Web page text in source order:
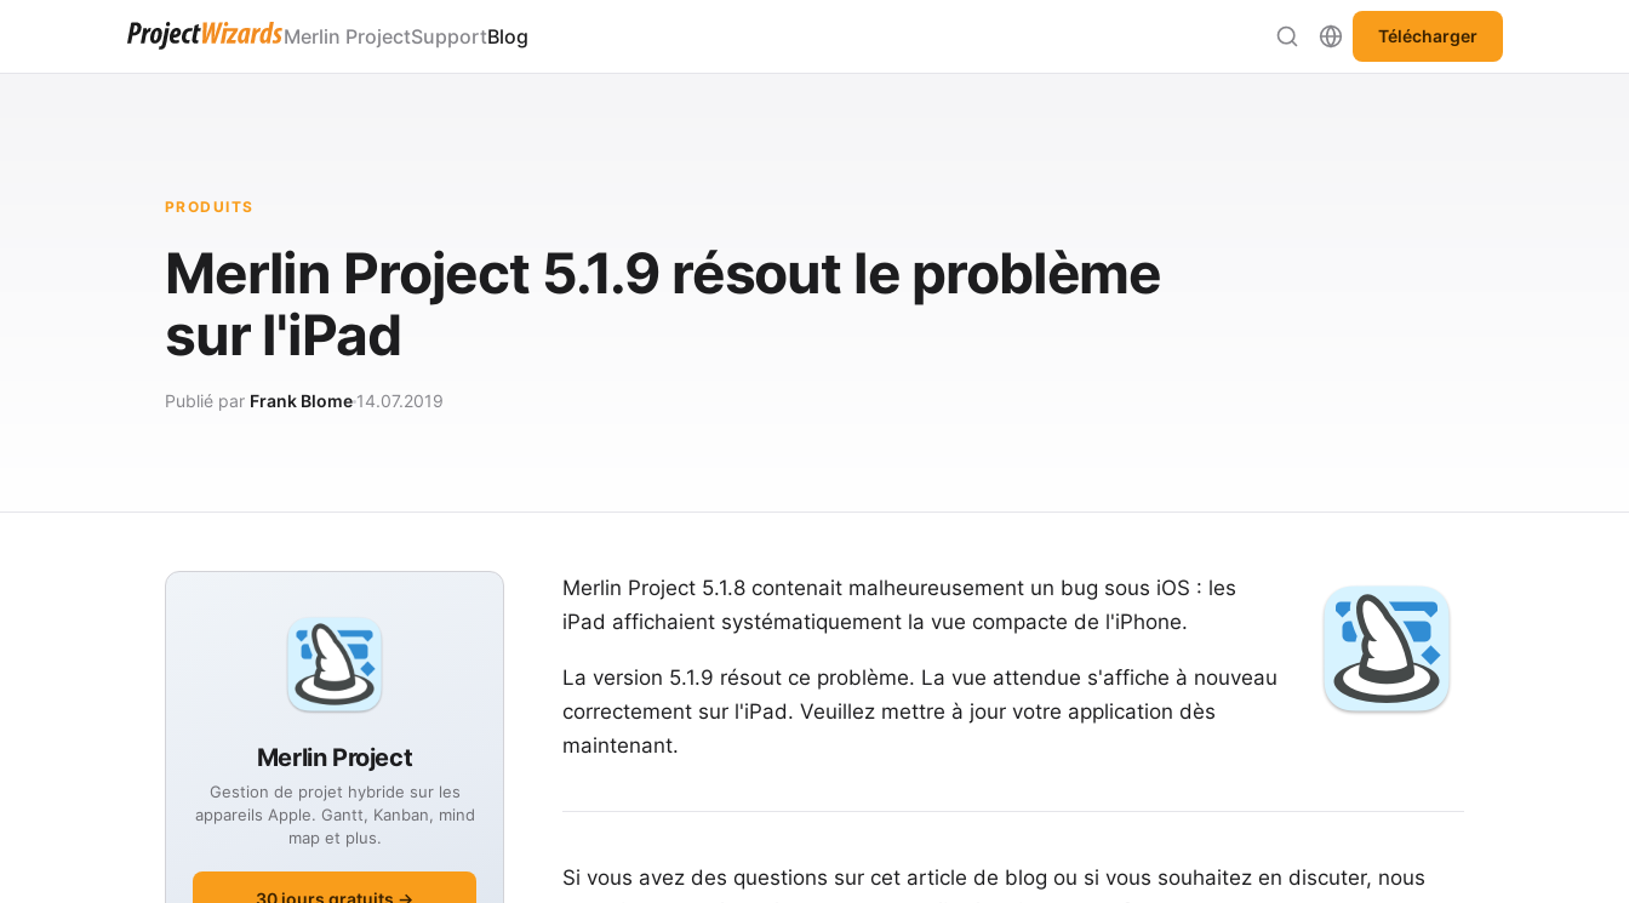
Merlin ProjectSupportBlog Télécharger
PRODUITS
Merlin Project 5.1.9 résout le problème
sur l'iPad
Publié par Frank Blome 14.07.2019
Merlin Project
Gestion de projet hybride sur les
appareils Apple. Gantt, Kanban, mind
map et plus.
30 jours gratuits →
Merlin Project 5.1.8 contenait malheureusement un bug sous iOS : les
iPad affichaient systématiquement la vue compacte de l'iPhone.
La version 5.1.9 résout ce problème. La vue attendue s'affiche à nouveau
correctement sur l'iPad. Veuillez mettre à jour votre application dès
maintenant.
Si vous avez des questions sur cet article de blog ou si vous souhaitez en discuter, nous